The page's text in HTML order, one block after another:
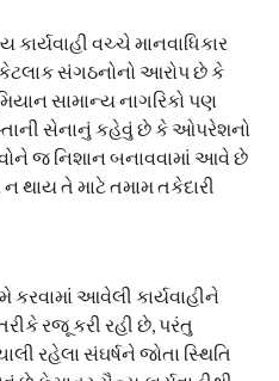
વચ્ચે માનવાધિકાર
સંગઠનોનો આરોપ છે કે
સામાન્ય નાગરિકો પણ
સેનાનું કહેવું છે કે ઓપરેશનો
જ નિશાન બનાવવામાં આવે છે
થાય તે માટે તમામ તકેદારી
કરવામાં આવેલી કાર્યવાહીને
રજૂ કરી રહી છે, પરંતુ
રહેલા સંઘર્ષને જોતા સ્થિતિ